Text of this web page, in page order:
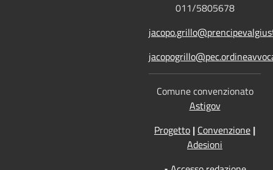
011/5805678
Comune convenzionato
Astigov
Progetto | Convenzione |
Adesioni